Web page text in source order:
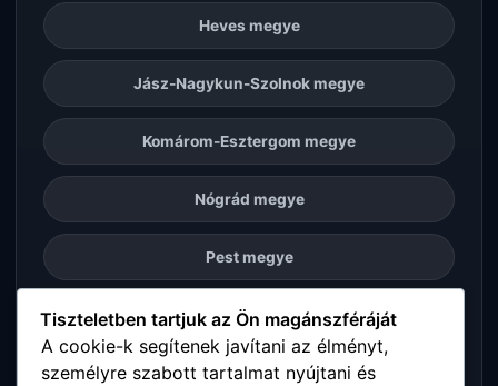
Heves megye
Jász-Nagykun-Szolnok megye
Komárom-Esztergom megye
Nógrád megye
Pest megye
Somogy megye
Szabolcs-Szatmár-Bereg megye
Tiszteletben tartjuk az Ön magánszféráját
A cookie-k segítenek javítani az élményt,
személyre szabott tartalmat nyújtani és